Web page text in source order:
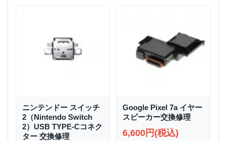
ニンテンドー スイッチ
2（Nintendo Switch
2）USB TYPE-Cコネク
ター 交換修理
Google Pixel 7a イヤー
スピーカー交換修理
6,600円(税込)